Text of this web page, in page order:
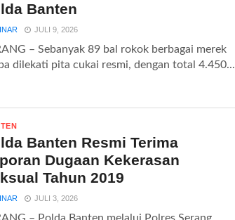
Banten
JULI 9, 2026
– Sebanyak 89 bal rokok berbagai merek
dilekati pita cukai resmi, dengan total 4.450...
Banten Resmi Terima
Dugaan Kekerasan
Tahun 2019
JULI 3, 2026